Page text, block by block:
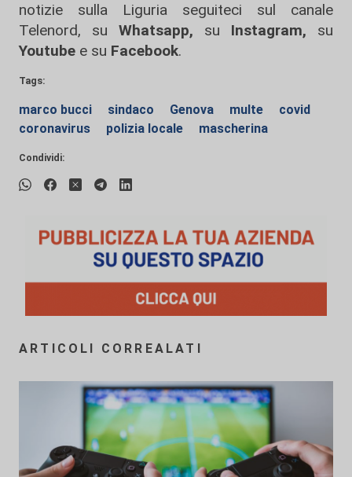
notizie sulla Liguria seguiteci sul canale
Telenord, su
Whatsapp, su Instagram, su
Youtube e su Facebook.
Tags:
marco bucci sindaco Genova multe
covid
coronavirus
polizia locale mascherina
Condividi:
ARTICOLI CORREALATI